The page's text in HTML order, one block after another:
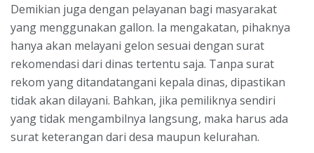
Demikian juga dengan pelayanan bagi masyarakat
yang menggunakan gallon. Ia mengakatan, pihaknya
hanya akan melayani gelon sesuai dengan surat
rekomendasi dari dinas tertentu saja. Tanpa surat
rekom yang ditandatangani kepala dinas, dipastikan
tidak akan dilayani. Bahkan, jika pemiliknya sendiri
yang tidak mengambilnya langsung, maka harus ada
surat keterangan dari desa maupun kelurahan.